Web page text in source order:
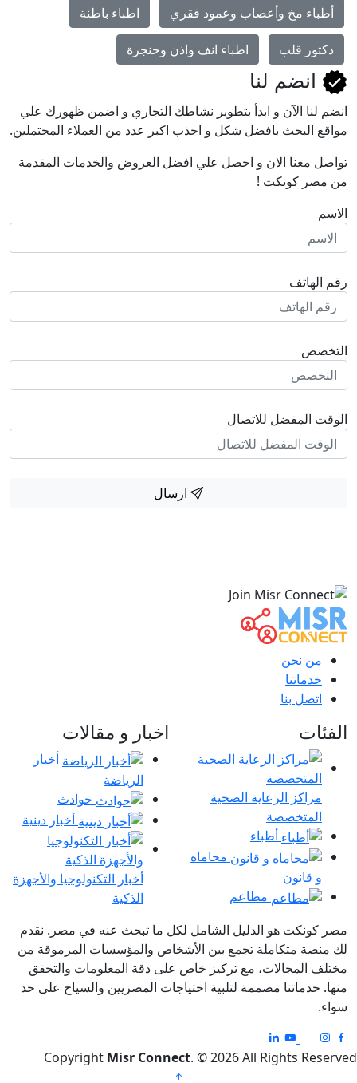
أطباء مخ وأعصاب وعمود فقري اطباء باطنة
دكتور قلب اطباء انف واذن وحنجرة
انضم لنا
انضم لنا اﻵن و ابدأ بتطوير نشاطك التجاري و اضمن ظهورك علي
مواقع البحث بافضل شكل و اجذب اكبر عدد من العملاء المحتملين.
تواصل معنا الان و احصل علي افضل العروض والخدمات المقدمة
من مصر كونكت !
الاسم
رقم الهاتف
التخصص
الوقت المفضل للاتصال
ارسال
من نحن
خدماتنا
اتصل بنا
الفئات
مراكز الرعاية الصحية
المتخصصة
أطباء
محاماه
و قانون
مطاعم
اخبار و مقالات
أخبار
الرياضة
حوادث
أخبار دينية
أخبار التكنولوجيا والأجهزة
الذكية
مصر كونكت هو الدليل الشامل لكل ما تبحث عنه في مصر. نقدم
لك منصة متكاملة تجمع بين الأشخاص والمؤسسات المرموقة من
مختلف المجالات، مع تركيز خاص على دقة المعلومات والتحقق
منها. خدماتنا مصممة لتلبية احتياجات المصريين والسياح على حد
سواء.
Copyright Misr Connect. © 2026 All Rights Reserved